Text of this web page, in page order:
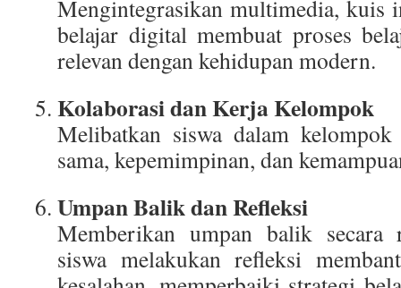
Mengintegrasikan multimedia, kuis
belajar digital membuat proses
relevan dengan kehidupan modern.
Kolaborasi dan Kerja Kelompok
Melibatkan siswa dalam
sama, kepemimpinan, dan
Umpan Balik dan Refleksi
Memberikan umpan balik secara
siswa melakukan refleksi